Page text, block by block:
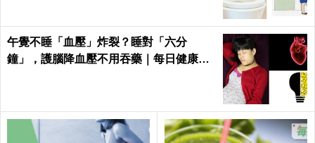
午覺不睡「血壓」炸裂？睡對「六分
鐘」，護腦降血壓不用吞藥｜每日健康He